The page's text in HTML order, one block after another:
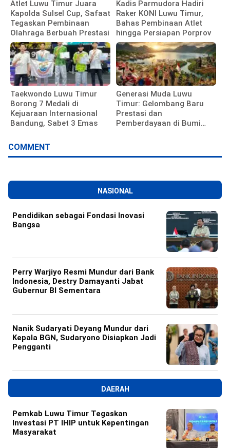
Atlet Luwu Timur Juara
Kapolda Sulsel Cup, Safaat
Tegaskan Pembinaan
Olahraga Berbuah Prestasi
Kadis Parmudora Hadiri
Raker KONI Luwu Timur,
Bahas Pembinaan Atlet
hingga Persiapan Porprov
Taekwondo Luwu Timur
Borong 7 Medali di
Kejuaraan Internasional
Bandung, Sabet 3 Emas
Generasi Muda Luwu
Timur: Gelombang Baru
Prestasi dan
Pemberdayaan di Bumi
COMMENT
NASIONAL
Pendidikan sebagai Fondasi Inovasi
Bangsa
Perry Warjiyo Resmi Mundur dari Bank
Indonesia, Destry Damayanti Jabat
Gubernur BI Sementara
Nanik Sudaryati Deyang Mundur dari
Kepala BGN, Sudaryono Disiapkan Jadi
Pengganti
DAERAH
Pemkab Luwu Timur Tegaskan
Investasi PT IHIP untuk Kepentingan
Masyarakat